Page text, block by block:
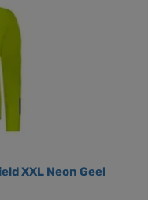
XXL Neon Geel